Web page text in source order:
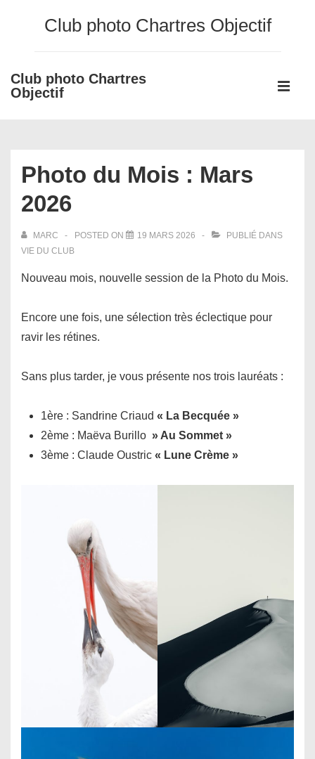
principal
Club photo Chartres Objectif
Club photo Chartres
Objectif
Main
Photo du Mois : Mars
2026
MARC POSTED ON 19 MARS 2026
PUBLIÉ DANS
VIE DU CLUB
Nouveau mois, nouvelle session de la Photo du Mois.
Encore une fois, une sélection très éclectique pour
ravir les rétines.
Sans plus tarder, je vous présente nos trois lauréats :
1ère : Sandrine Criaud « La Becquée »
2ème : Maëva Burillo » Au Sommet »
3ème : Claude Oustric « Lune Crème »